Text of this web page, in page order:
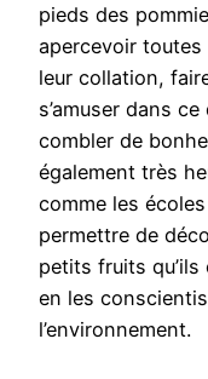
pieds des
apercevoir
leur collation,
s’amuser dans
combler de
également très
comme les
permettre de
petits fruits
en les
l’environnement.